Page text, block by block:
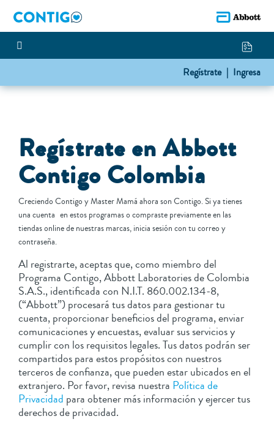
Regístrate | Ingresa
Regístrate en Abbott
Contigo Colombia
Creciendo Contigo y Master Mamá ahora son Contigo. Si ya tienes
una cuenta en estos programas o compraste previamente en las
tiendas online de nuestras marcas, inicia sesión con tu correo y
contraseña.
Al registrarte, aceptas que, como miembro del
Programa Contigo, Abbott Laboratories de Colombia
S.A.S., identificada con N.I.T. 860.002.134-8,
(“Abbott”) procesará tus datos para gestionar tu
cuenta, proporcionar beneficios del programa, enviar
comunicaciones y encuestas, evaluar sus servicios y
cumplir con los requisitos legales. Tus datos podrán ser
compartidos para estos propósitos con nuestros
terceros de confianza, que pueden estar ubicados en el
extranjero. Por favor, revisa nuestra Política de
Privacidad para obtener más información y ejercer tus
derechos de privacidad.